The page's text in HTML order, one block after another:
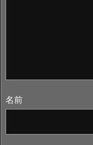
名前